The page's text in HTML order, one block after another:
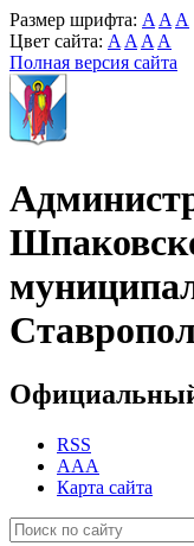
Размер шрифта: A A A
Цвет сайта: A A A A
Полная версия сайта
RSS
AAA
Карта сайта